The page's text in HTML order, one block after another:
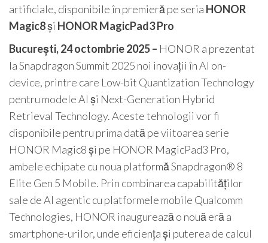
artificiale, disponibile în premieră pe seria HONOR
Magic8și HONOR MagicPad3 Pro
București, 24 octombrie 2025 – HONOR a prezentat
la Snapdragon Summit 2025 noi inovații în AI on-
device, printre care Low-bit Quantization Technology
pentru modele AI și Next-Generation Hybrid
Retrieval Technology. Aceste tehnologii vor fi
disponibile pentru prima dată pe viitoarea serie
HONOR Magic8 și pe HONOR MagicPad3 Pro,
ambele echipate cu noua platformă Snapdragon® 8
Elite Gen 5 Mobile. Prin combinarea capabilităților
sale de AI agentic cu platformele mobile Qualcomm
Technologies, HONOR inaugurează o nouă eră a
smartphone-urilor, unde eficiența și puterea de calcul